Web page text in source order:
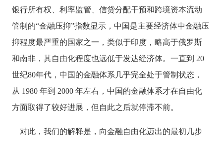
银行所有权、利率监管、信贷分配干预和跨境资本流动
管制的“金融压抑”指数显示，中国是主要经济体中金融压
抑程度最严重的国家之一，类似于印度，略高于俄罗斯
和南非，其自由化程度也远低于发达经济体。一直到 20
世纪80年代，中国的金融体系几乎完全处于管制状态，
从 1980 年到 2000 年左右，中国的金融体系才在自由化
方面取得了较好进展，但自此之后就停滞不前。
对此，我们的解释是，向金融自由化迈出的最初几步